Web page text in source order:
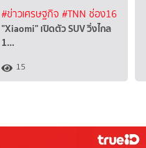
#ข่าวเศรษฐกิจ #TNN ช่อง16
"Xiaomi" เปิดตัว SUV วิ่งไกล
1…
15